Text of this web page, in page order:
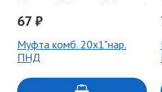
67 ₽
Муфта комб. 20х1"нар.
ПНД